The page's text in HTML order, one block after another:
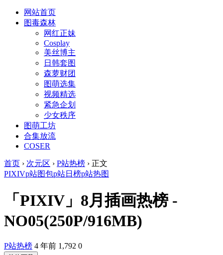
网站首页
图毒森林
网红正妹
Cosplay
美丝博主
日韩套图
森萝财团
图萌选集
视频精选
紧急企划
少女秩序
图萌工坊
合集放流
COSER
首页 › 次元区 › P站热榜 › 正文
PIXIVp站图包p站日榜p站热图
「PIXIV」8月插画热榜 -
NO05(250P/916MB)
P站热榜 4 年前 1,792 0